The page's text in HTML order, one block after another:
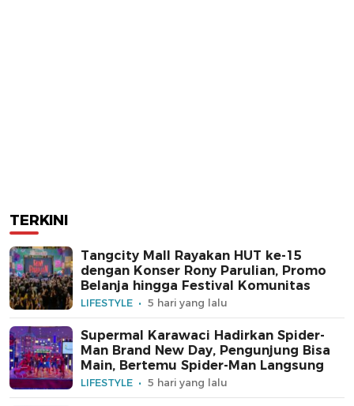
TERKINI
Tangcity Mall Rayakan HUT ke-15
dengan Konser Rony Parulian, Promo
Belanja hingga Festival Komunitas
LIFESTYLE 5 hari yang lalu
Supermal Karawaci Hadirkan Spider-
Man Brand New Day, Pengunjung Bisa
Main, Bertemu Spider-Man Langsung
LIFESTYLE 5 hari yang lalu